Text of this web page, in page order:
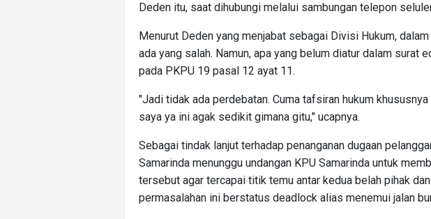
Deden itu, saat dihubungi melalui sambungan telepon
Menurut Deden yang menjabat sebagai Divisi Hukum,
ada yang salah. Namun, apa yang belum diatur dalam surat
pada PKPU 19 pasal 12 ayat 11.
"Jadi tidak ada perdebatan. Cuma tafsiran hukum
saya ya ini agak sedikit gimana gitu," ucapnya.
Sebagai tindak lanjut terhadap penanganan dugaan
Samarinda menunggu undangan KPU Samarinda untuk
tersebut agar tercapai titik temu antar kedua belah pihak
permasalahan ini berstatus deadlock alias menemui jalan